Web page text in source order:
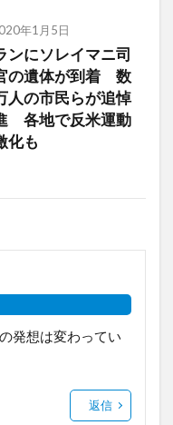
年1月5日
ンにソレイマニ司
の遺体が到着 数
人の市民らが追悼
各地で反米運動
化も
発想は変わってい
返信